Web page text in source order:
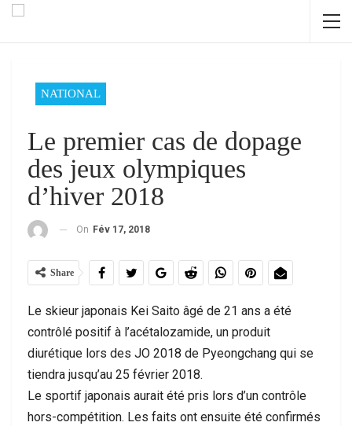
NATIONAL
Le premier cas de dopage
des jeux olympiques
d’hiver 2018
On Fév 17, 2018
Share
Le skieur japonais Kei Saito âgé de 21 ans a été
contrôlé positif à l’acétalozamide, un produit
diurétique lors des JO 2018 de Pyeongchang qui se
tiendra jusqu’au 25 février 2018.
Le sportif japonais aurait été pris lors d’un contrôle
hors-compétition. Les faits ont ensuite été confirmés